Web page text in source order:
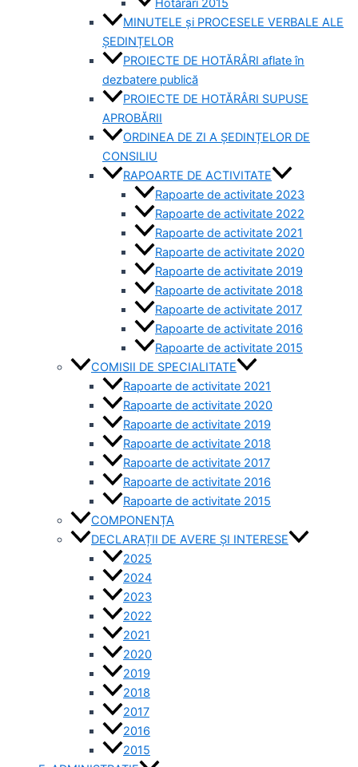
MINUTELE și PROCESELE VERBALE ALE
ȘEDINȚELOR
PROIECTE DE HOTĂRÂRI aflate în
dezbatere publică
PROIECTE DE HOTĂRÂRI SUPUSE
APROBĂRII
ORDINEA DE ZI A ȘEDINȚELOR DE
CONSILIU
RAPOARTE DE ACTIVITATE
Rapoarte de activitate 2023
Rapoarte de activitate 2022
Rapoarte de activitate 2021
Rapoarte de activitate 2020
Rapoarte de activitate 2019
Rapoarte de activitate 2018
Rapoarte de activitate 2017
Rapoarte de activitate 2016
Rapoarte de activitate 2015
COMISII DE SPECIALITATE
Rapoarte de activitate 2021
Rapoarte de activitate 2020
Rapoarte de activitate 2019
Rapoarte de activitate 2018
Rapoarte de activitate 2017
Rapoarte de activitate 2016
Rapoarte de activitate 2015
COMPONENȚA
DECLARAȚII DE AVERE ȘI INTERESE
2025
2024
2023
2022
2021
2020
2019
2018
2017
2016
2015